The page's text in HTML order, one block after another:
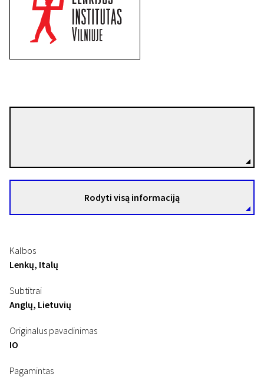
Rodyti visą informaciją
Kalbos
Lenkų, Italų
Subtitrai
Anglų, Lietuvių
Originalus pavadinimas
IO
Pagamintas